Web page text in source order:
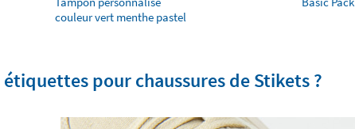
couleur vert menthe pastel
pour chaussures de Stikets ?